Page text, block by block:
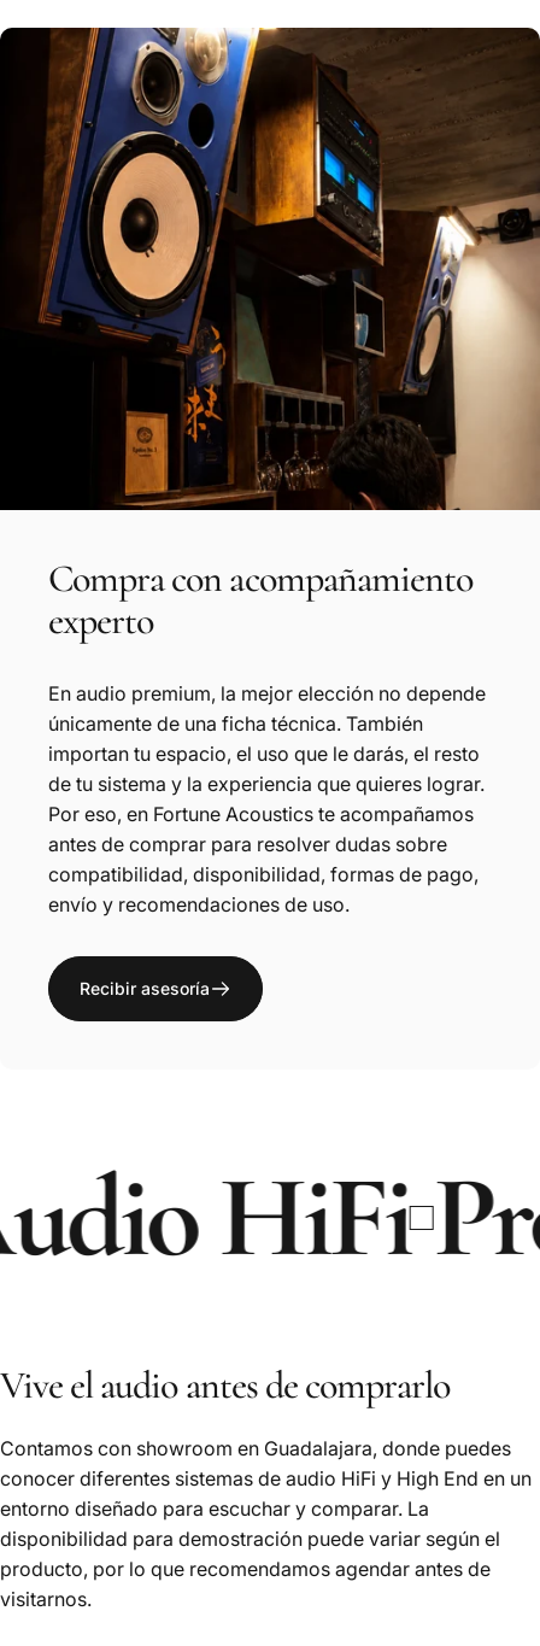
Compraconacompañamiento
experto
En audio premium, la mejor elección no depende
únicamente de una ficha técnica. También
importan tu espacio, el uso que le darás, el resto
de tu sistema y la experiencia que quieres lograr.
Por eso, en Fortune Acoustics te acompañamos
antes de comprar para resolver dudas sobre
compatibilidad, disponibilidad, formas de pago,
envío y recomendaciones de uso.
Recibir asesoría
HiFi
Vive el audio antes de comprarlo
Contamos con showroom en Guadalajara, donde puedes
conocer diferentes sistemas de audio HiFi y High End en un
entorno diseñado para escuchar y comparar. La
disponibilidad para demostración puede variar según el
producto, por lo que recomendamos agendar antes de
visitarnos.